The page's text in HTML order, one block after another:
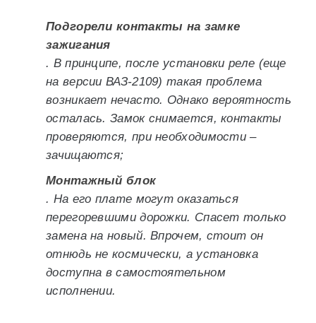
Подгорели контакты на замке
зажигания
. В принципе, после установки реле (еще
на версии ВАЗ-2109) такая проблема
возникает нечасто. Однако вероятность
осталась. Замок снимается, контакты
проверяются, при необходимости –
зачищаются;
Монтажный блок
. На его плате могут оказаться
перегоревшими дорожки. Спасет только
замена на новый. Впрочем, стоит он
отнюдь не космически, а установка
доступна в самостоятельном
исполнении.